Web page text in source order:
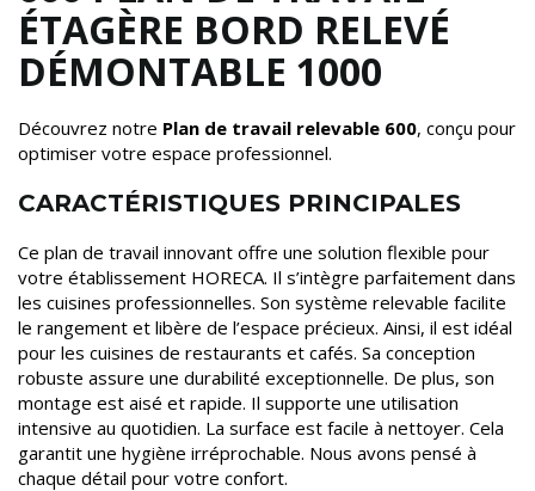
ÉTAGÈRE BORD RELEVÉ
DÉMONTABLE 1000
Découvrez notre Plan de travail relevable 600, conçu pour
optimiser votre espace professionnel.
CARACTÉRISTIQUES PRINCIPALES
Ce plan de travail innovant offre une solution flexible pour
votre établissement HORECA. Il s’intègre parfaitement dans
les cuisines professionnelles. Son système relevable facilite
le rangement et libère de l’espace précieux. Ainsi, il est idéal
pour les cuisines de restaurants et cafés. Sa conception
robuste assure une durabilité exceptionnelle. De plus, son
montage est aisé et rapide. Il supporte une utilisation
intensive au quotidien. La surface est facile à nettoyer. Cela
garantit une hygiène irréprochable. Nous avons pensé à
chaque détail pour votre confort.